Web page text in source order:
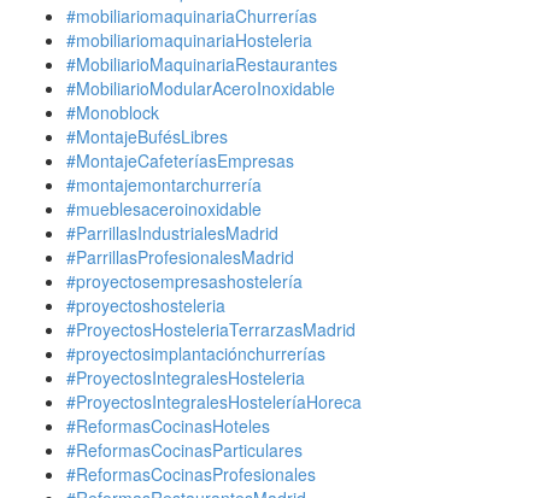
#mobiliariomaquinariaChurrerías
#mobiliariomaquinariaHosteleria
#MobiliarioMaquinariaRestaurantes
#MobiliarioModularAceroInoxidable
#Monoblock
#MontajeBufésLibres
#MontajeCafeteríasEmpresas
#montajemontarchurrería
#mueblesaceroinoxidable
#ParrillasIndustrialesMadrid
#ParrillasProfesionalesMadrid
#proyectosempresashostelería
#proyectoshosteleria
#ProyectosHosteleriaTerrarzasMadrid
#proyectosimplantaciónchurrerías
#ProyectosIntegralesHosteleria
#ProyectosIntegralesHosteleríaHoreca
#ReformasCocinasHoteles
#ReformasCocinasParticulares
#ReformasCocinasProfesionales